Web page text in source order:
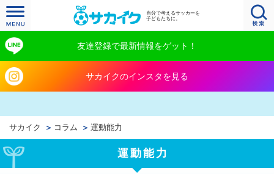
自分で考えるサッカーを
子どもたちに。
友達登録で最新情報をゲット！
サカイクのインスタを見る
サカイク コラム 運動能力
運動能力